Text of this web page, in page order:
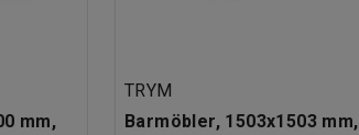
mm,
TRYM
Barmöbler, 1503x1503 mm,